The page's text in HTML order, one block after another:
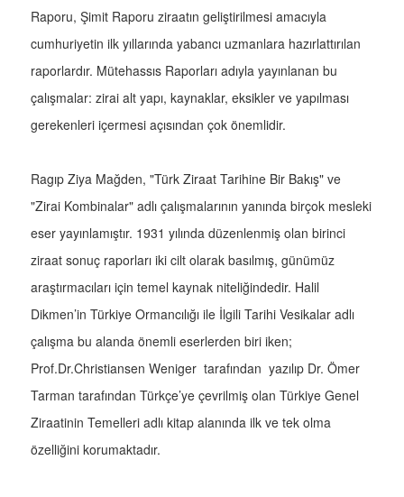
Raporu, Şimit Raporu ziraatın geliştirilmesi amacıyla
cumhuriyetin ilk yıllarında yabancı uzmanlara hazırlattırılan
raporlardır. Mütehassıs Raporları adıyla yayınlanan bu
çalışmalar: zirai alt yapı, kaynaklar, eksikler ve yapılması
gerekenleri içermesi açısından çok önemlidir.
Ragıp Ziya Mağden, "Türk Ziraat Tarihine Bir Bakış" ve
"Zirai Kombinalar" adlı çalışmalarının yanında birçok mesleki
eser yayınlamıştır. 1931 yılında düzenlenmiş olan birinci
ziraat sonuç raporları iki cilt olarak basılmış, günümüz
araştırmacıları için temel kaynak niteliğindedir. Halil
Dikmen’in Türkiye Ormancılığı ile İlgili Tarihi Vesikalar adlı
çalışma bu alanda önemli eserlerden biri iken;
Prof.Dr.Christiansen Weniger tarafından yazılıp Dr. Ömer
Tarman tarafından Türkçe’ye çevrilmiş olan Türkiye Genel
Ziraatinin Temelleri adlı kitap alanında ilk ve tek olma
özelliğini korumaktadır.